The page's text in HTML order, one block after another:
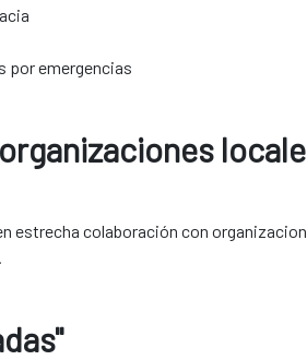
por emergencias
estrecha colaboración con